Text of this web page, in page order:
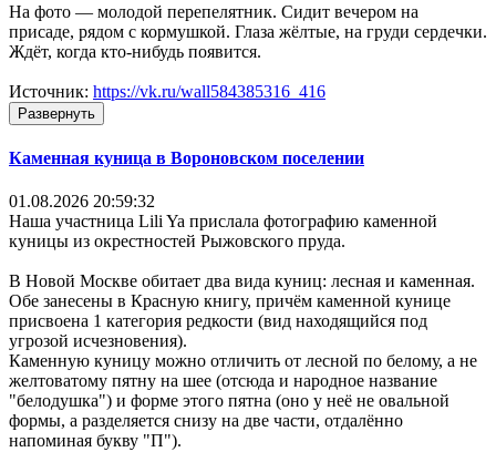
На фото — молодой перепелятник. Сидит вечером на
присаде, рядом с кормушкой. Глаза жёлтые, на груди сердечки.
Ждёт, когда кто-нибудь появится.
Источник: https://vk.ru/wall584385316_416
Развернуть
Каменная куница в Вороновском поселении
01.08.2026 20:59:32
Наша участница Lili Ya прислала фотографию каменной
куницы из окрестностей Рыжовского пруда.
В Новой Москве обитает два вида куниц: лесная и каменная.
Обе занесены в Красную книгу, причём каменной кунице
присвоена 1 категория редкости (вид находящийся под
угрозой исчезновения).
Каменную куницу можно отличить от лесной по белому, а не
желтоватому пятну на шее (отсюда и народное название
"белодушка") и форме этого пятна (оно у неё не овальной
формы, а разделяется снизу на две части, отдалённо
напоминая букву "П").